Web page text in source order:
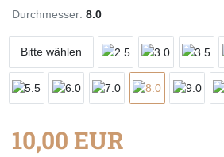
Durchmesser: 8.0
Bitte wählen
10,00 EUR